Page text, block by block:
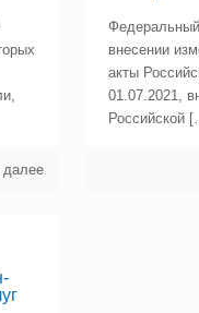
далее
внесении
акты
01.07.2021,
Российской